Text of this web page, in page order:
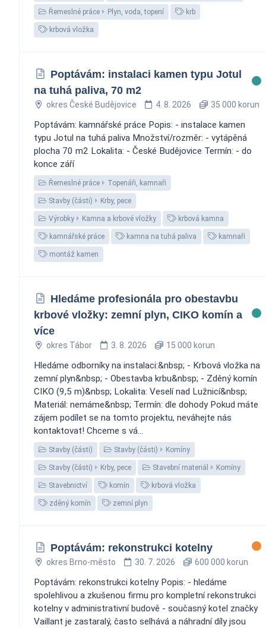
Řemeslné práce Plyn, voda, topení krb
krbová vložka
Poptávám: instalaci kamen typu Jotul
na tuhá paliva, 70 m2
okres České Budějovice 4. 8. 2026 35 000 korun
Poptávám: kamnářské práce Popis: - instalace kamen
typu Jotul na tuhá paliva Množství/rozměr: - vytápěná
plocha 70 m2 Lokalita: - České Budějovice Termín: - do
konce září
Řemeslné práce Topenáři, kamnaři
Stavby (části) Krby, pece
Výrobky Kamna a krbové vložky krbová kamna
kamnářské práce kamna na tuhá paliva kamnaři
montáž kamen
Hledáme profesionála pro obestavbu
krbové vložky: zemní plyn, CIKO komín a
více
okres Tábor 3. 8. 2026 15 000 korun
Hledáme odborníky na instalaci:&nbsp; - Krbová vložka na
zemní plyn&nbsp; - Obestavba krbu&nbsp; - Zděný komín
CIKO (9,5 m)&nbsp; Lokalita: Veselí nad Lužnicí&nbsp;
Materiál: nemáme&nbsp; Termín: dle dohody Pokud máte
zájem podílet se na tomto projektu, neváhejte nás
kontaktovat! Chceme s vá...
Stavby (části) Stavby (části) Komíny
Stavby (části) Krby, pece Stavební materiál Komíny
Stavebnictví komín krbová vložka
zděný komín zemní plyn
Poptávám: rekonstrukci kotelny
okres Brno-město 30. 7. 2026 600 000 korun
Poptávám: rekonstrukci kotelny Popis: - hledáme
spolehlivou a zkušenou firmu pro kompletní rekonstrukci
kotelny v administrativní budově - současný kotel značky
Vaillant je zastaralý, často selhává a náhradní díly jsou